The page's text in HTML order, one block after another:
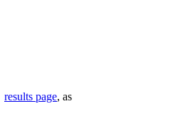
results page, as